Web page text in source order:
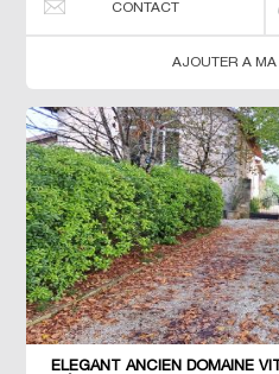
CONTACT
AJOUTER A MA
ÉLÉGANT ANCIEN DOMAINE